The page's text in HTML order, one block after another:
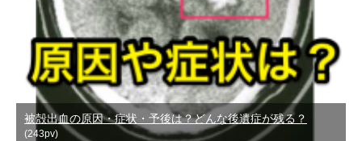
被殻出血の原因・症状・予後は？どんな後遺症が残る？
(243pv)